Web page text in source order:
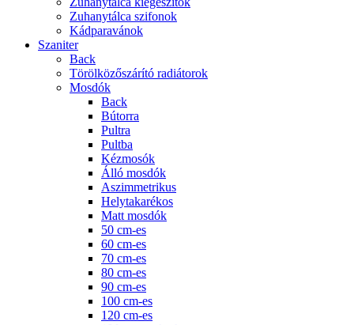
Zuhanytálca szifonok
Kádparavánok
Szaniter
Back
Törölközőszárító radiátorok
Mosdók
Back
Bútorra
Pultra
Pultba
Kézmosók
Álló mosdók
Aszimmetrikus
Helytakarékos
Matt mosdók
50 cm-es
60 cm-es
70 cm-es
80 cm-es
90 cm-es
100 cm-es
120 cm-es